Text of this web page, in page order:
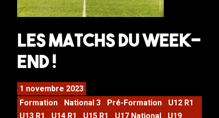
Les matchs du week-
end !
1 novembre 2023
Formation
National 3 Pré-Formation
U12 R1
U13 R1
U14 R1 U15 R1 U17 National
U19